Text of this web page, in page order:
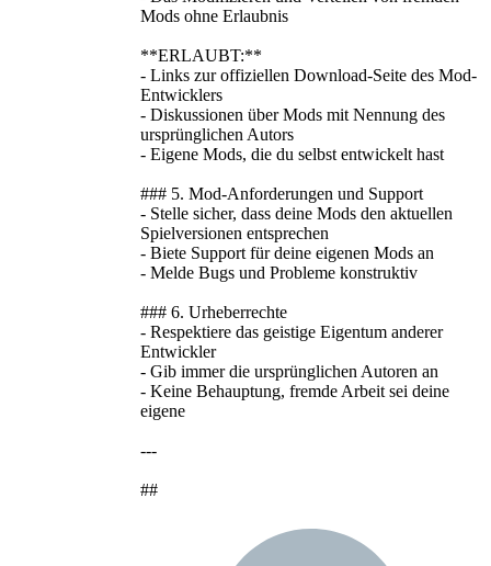
Mods ohne Erlaubnis
**ERLAUBT:**
- Links zur offiziellen Download-Seite des Mod-
Entwicklers
- Diskussionen über Mods mit Nennung des
ursprünglichen Autors
- Eigene Mods, die du selbst entwickelt hast
### 5. Mod-Anforderungen und Support
- Stelle sicher, dass deine Mods den aktuellen
Spielversionen entsprechen
- Biete Support für deine eigenen Mods an
- Melde Bugs und Probleme konstruktiv
### 6. Urheberrechte
- Respektiere das geistige Eigentum anderer
Entwickler
- Gib immer die ursprünglichen Autoren an
- Keine Behauptung, fremde Arbeit sei deine
eigene
---
##